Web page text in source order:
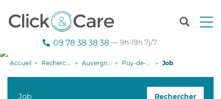
T
n
09 78 38 38 38 — 9h-19h 7j/7
Accueil Recherche aide à domicile Auvergne-Rhône-Alpes Puy-de-Dôme Job
Rechercher